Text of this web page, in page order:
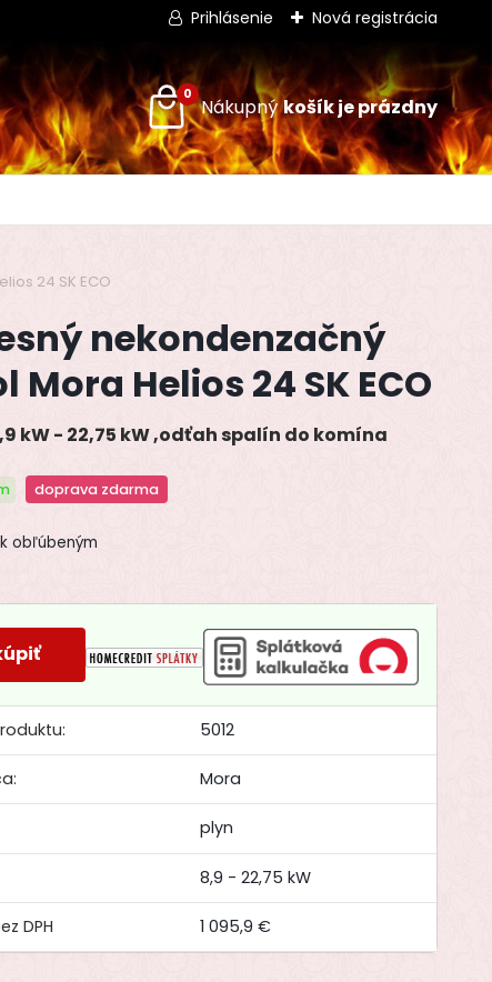
Prihlásenie Nová registrácia
0
24 SK ECO
nekondenzačný
Mora Helios 24 SK ECO
kW - 22,75 kW ,odťah spalín do komína
doprava zdarma
obľúbeným
5012
Mora
plyn
8,9 - 22,75 kW
1 095,9 €
€